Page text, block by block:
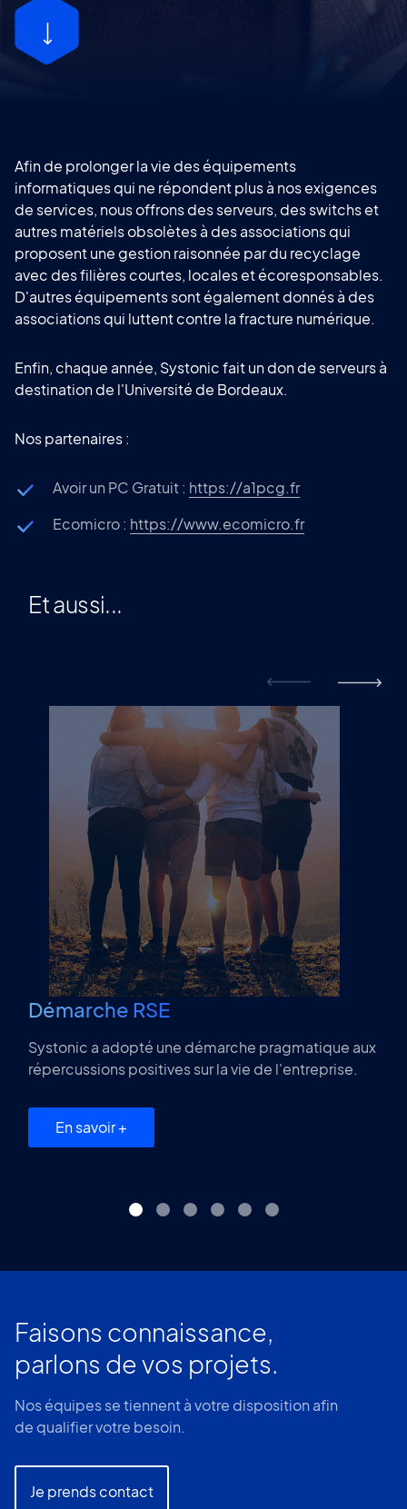
Afin de prolonger la vie des équipements
informatiques qui ne répondent plus à nos exigences
de services, nous offrons des serveurs, des switchs et
autres matériels obsolètes à des associations qui
proposent une gestion raisonnée par du recyclage
avec des filières courtes, locales et écoresponsables.
D'autres équipements sont également donnés à des
associations qui luttent contre la fracture numérique.
Enfin, chaque année, Systonic fait un don de serveurs à
destination de l'Université de Bordeaux.
Nos partenaires :
Avoir un PC Gratuit : https://a1pcg.fr
Ecomicro : https://www.ecomicro.fr
Et aussi...
Démarche RSE
Systonic a adopté une démarche pragmatique aux
répercussions positives sur la vie de l'entreprise.
En savoir +
Faisons connaissance,
parlons de vos projets.
Nos équipes se tiennent à votre disposition afin
de qualifier votre besoin.
Je prends contact